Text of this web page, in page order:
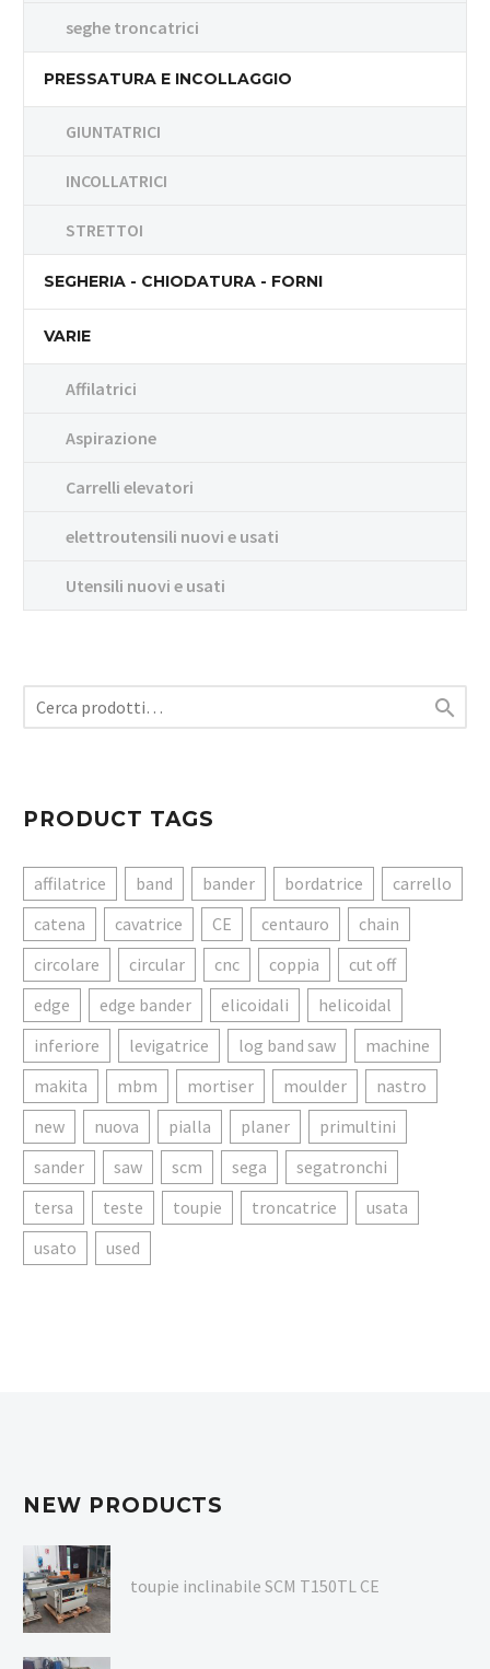
seghe troncatrici
PRESSATURA E INCOLLAGGIO
GIUNTATRICI
INCOLLATRICI
STRETTOI
SEGHERIA - CHIODATURA - FORNI
VARIE
Affilatrici
Aspirazione
Carrelli elevatori
elettroutensili nuovi e usati
Utensili nuovi e usati

PRODUCT TAGS
affilatrice band bander bordatrice
carrello
catena
cavatrice CE centauro
chain
circolare
circular cnc coppia
cut off
edge
edge bander elicoidali
helicoidal
inferiore
levigatrice log band saw
machine
makita
mbm mortiser moulder
nastro
new
nuova pialla planer
primultini
sander
saw scm sega
segatronchi
tersa
teste toupie troncatrice
usata
usato
used
NEW PRODUCTS
toupie inclinabile SCM T150TL CE